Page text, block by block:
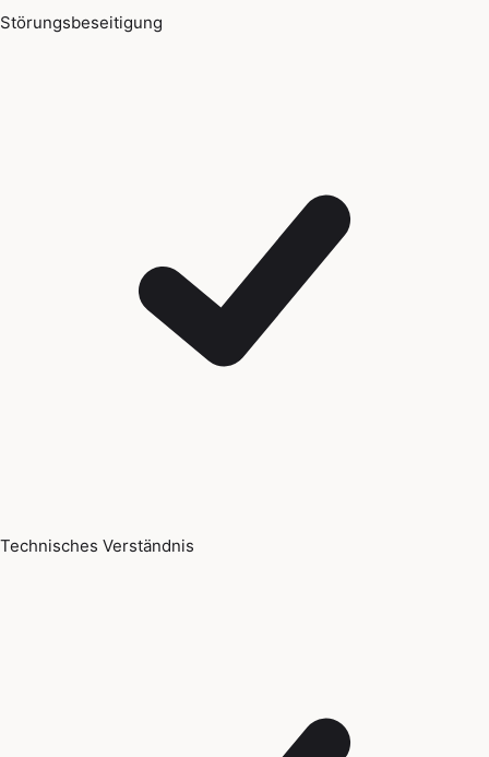
Störungsbeseitigung
Technisches Verständnis